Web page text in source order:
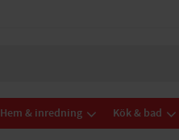
Hem & inredning Kök & bad